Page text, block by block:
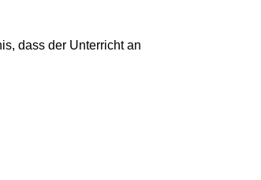
dass der Unterricht an